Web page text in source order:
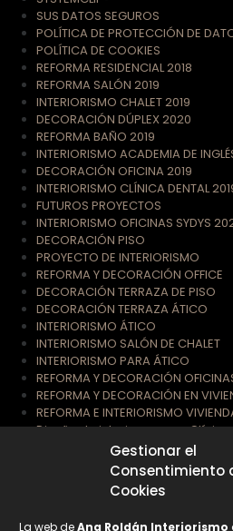
Gestionar el
Consentimiento
Cookies
La web deAna Roldán Interiorismo
SUS DATOS SEGUROS
POLÍTICA DE PROTECCIÓN DE
POLÍTICA DE COOKIES
REFORMA RESIDENCIAL 2018
REFORMA SALÓN 2019
INTERIORISMO CHALET 2019
DECORACIÓN DÚPLEX 2020
REFORMA BAÑO 2019
INTERIORISMO ACADEMIA DE
DECORACIÓN OFICINA 2019
INTERIORISMO CLÍNICA DENTAL
FUTUROS PROYECTOS
INTERIORISMO OFICINAS SYDYS
DECORACIÓN PISO
PROYECTO DE INTERIORISMO
REFORMA Y DECORACIÓN OFFICE
DECORACIÓN TERRAZA DE PISO
DECORACIÓN TERRAZA ÁTICO
INTERIORISMO ÁTICO
INTERIORISMO SALÓN DE CHALET
INTERIORISMO PARA ÁTICO
REFORMA Y DECORACIÓN
REFORMA Y DECORACIÓN EN
REFORMA E INTERIORISMO
Diseño de interiores para Clínica
Suscríbete a